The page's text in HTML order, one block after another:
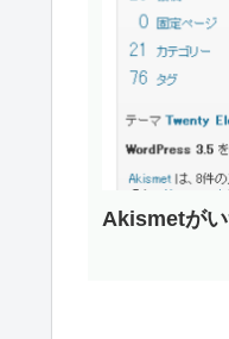
Akismetがい